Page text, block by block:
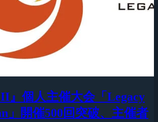
II』個人主催大会「Legacy
」開催500回突破、主催者